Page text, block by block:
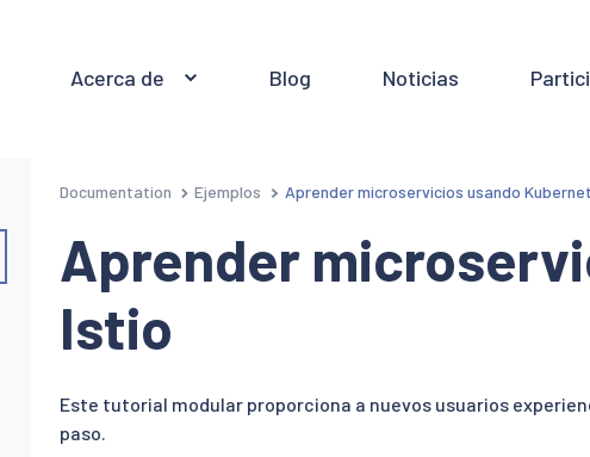
Acerca de Blog Noticias
Documentation Ejemplos Aprender microservicios usando
Aprender
Istio
Este tutorial modular proporciona a nuevos usuarios
paso.